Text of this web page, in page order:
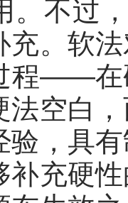
。不过
充。软
程——在
法空白
验，具
补充硬